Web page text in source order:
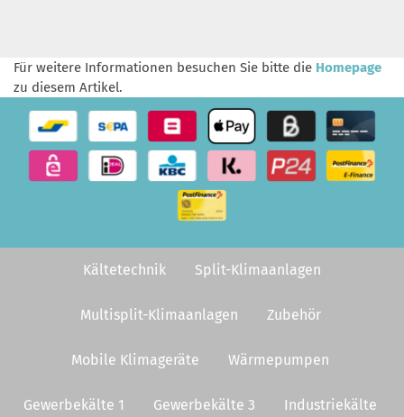
Für weitere Informationen besuchen Sie bitte die Homepage
zu diesem Artikel.
Kältetechnik Split-Klimaanlagen
Multisplit-Klimaanlagen Zubehör
Mobile Klimageräte Wärmepumpen
Gewerbekälte 1 Gewerbekälte 3 Industriekälte